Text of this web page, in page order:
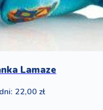
Lamaze
22,00 zł